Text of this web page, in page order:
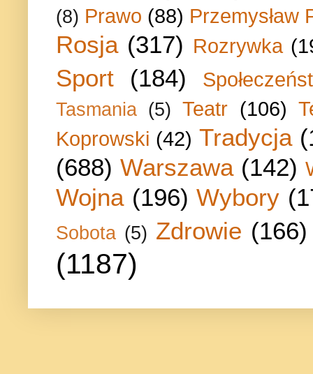
(8) Prawo (88) Przemysław
Rosja (317) Rozrywka
Sport (184)
Tasmania (5) Teatr (106)
Koprowski (42) Tradycja
(688) Warszawa (142)
Wojna (196) Wybory
Sobota (5) Zdrowie (166)
(1187)